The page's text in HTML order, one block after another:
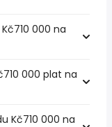
000 na
000 plat na
Kč710 000 na